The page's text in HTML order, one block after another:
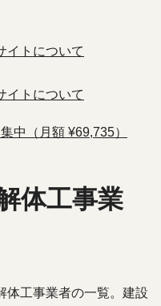
イトについて
イトについて
中（月額 ¥69,735）
体工事業
体工事業者の一覧。建設